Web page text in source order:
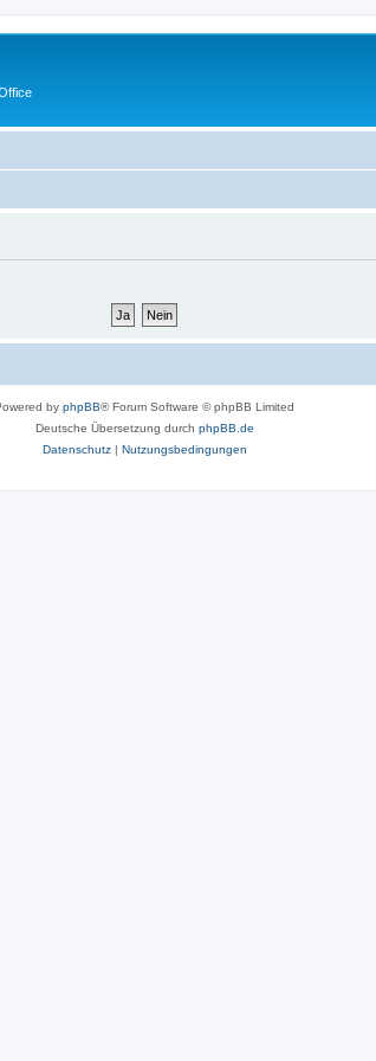
by phpBB® Forum Software © phpBB Limited
Deutsche Übersetzung durch phpBB.de
Datenschutz| Nutzungsbedingungen